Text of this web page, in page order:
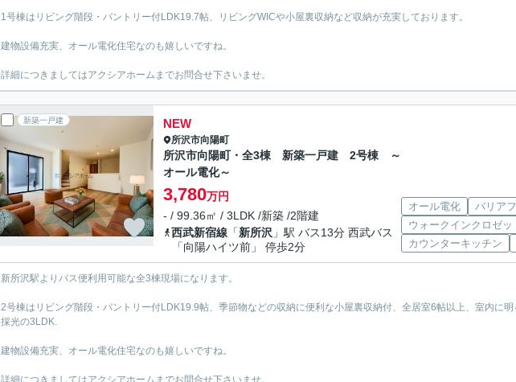
1号棟はリビング階段・パントリー付LDK19.7帖、リビングWICや小屋裏収納など収納が充実しております。
建物設備充実、オール電化住宅なのも嬉しいですね。
詳細につきましてはアクシアホームまでお問合せ下さいませ。
新築一戸建 NEW
所沢市向陽町
所沢市向陽町・全3棟 新築一戸建 2号棟 ～
オール電化～
3,780万円
- / 99.36㎡ / 3LDK /新築 /2階建
西武新宿線 「新所沢 」駅 バス13分 西武バス
「向陽ハイツ前」 停歩2分
オール電化
バリア
ウォークインクロゼッ
カウンターキッチン
新所沢駅よりバス便利用可能な全3棟現場になります。
2号棟はリビング階段・パントリー付LDK19.9帖、季節物などの収納に便利な小屋裏収納付、全居室6帖以上、室内に
採光の3LDK.
建物設備充実、オール電化住宅なのも嬉しいですね。
詳細につきましてはアクシアホームまでお問合せ下さいませ。